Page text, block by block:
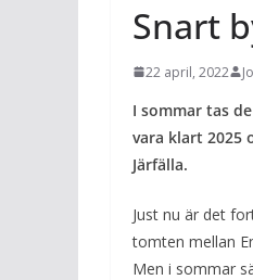
Snart
22 april, 2022
I sommar tas
vara klart 2025
Järfälla.
Just nu är det
tomten mellan
Men i sommar